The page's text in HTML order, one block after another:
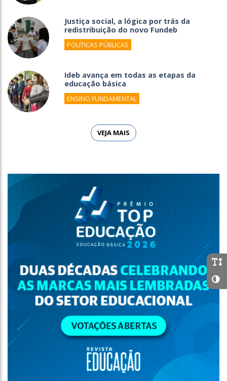
Justiça social, a lógica por trás da
redistribuição do novo Fundeb
POLÍTICAS PÚBLICAS
Ideb avança em todas as etapas da
educação básica
ENSINO FUNDAMENTAL
VEJA MAIS